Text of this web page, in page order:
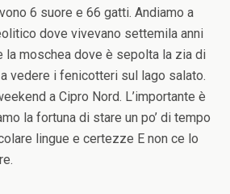
6 suore e 66 gatti. Andiamo a
dove vivevano settemila anni
la moschea dove è sepolta la zia di
vedere i fenicotteri sul lago salato.
a Cipro Nord. L’importante è
la fortuna di stare un po’ di tempo
lingue e certezze E non ce lo